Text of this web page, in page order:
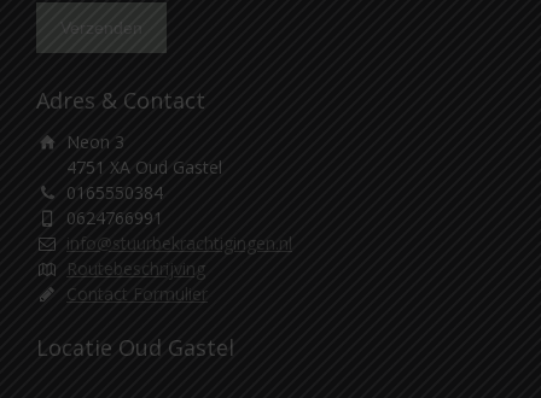
Adres & Contact
Neon 3
4751 XA Oud Gastel
0165550384
0624766991
info@stuurbekrachtigingen.nl
Routebeschrijving
Contact Formulier
Locatie Oud Gastel